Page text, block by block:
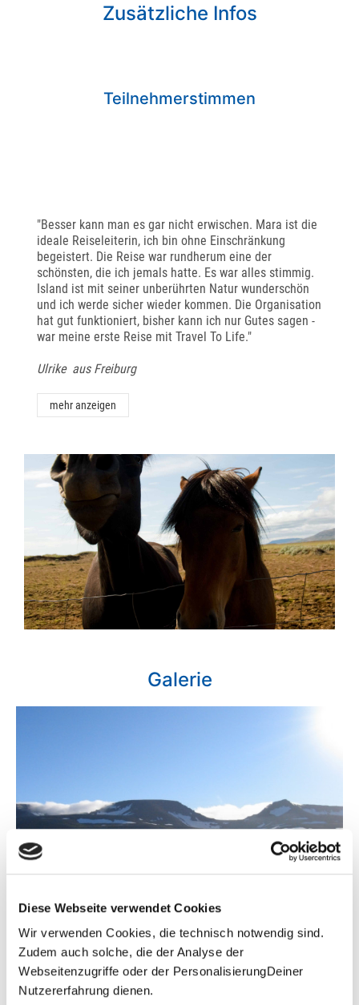
Diese Webseite verwendet Cookies
Wir verwenden Cookies, die technisch notwendig sind.
Zudem auch solche, die der Analyse der
Webseitenzugriffe oder der PersonalisierungDeiner
Nutzererfahrung dienen.
Zusätzliche Infos
Teilnehmerstimmen
"Besser kann man es gar nicht erwischen. Mara ist die
ideale Reiseleiterin, ich bin ohne Einschränkung
begeistert. Die Reise war rundherum eine der
schönsten, die ich jemals hatte. Es war alles stimmig.
Island ist mit seiner unberührten Natur wunderschön
und ich werde sicher wieder kommen. Die Organisation
hat gut funktioniert, bisher kann ich nur Gutes sagen -
war meine erste Reise mit Travel To Life."
Ulrike aus Freiburg
mehr anzeigen
Galerie